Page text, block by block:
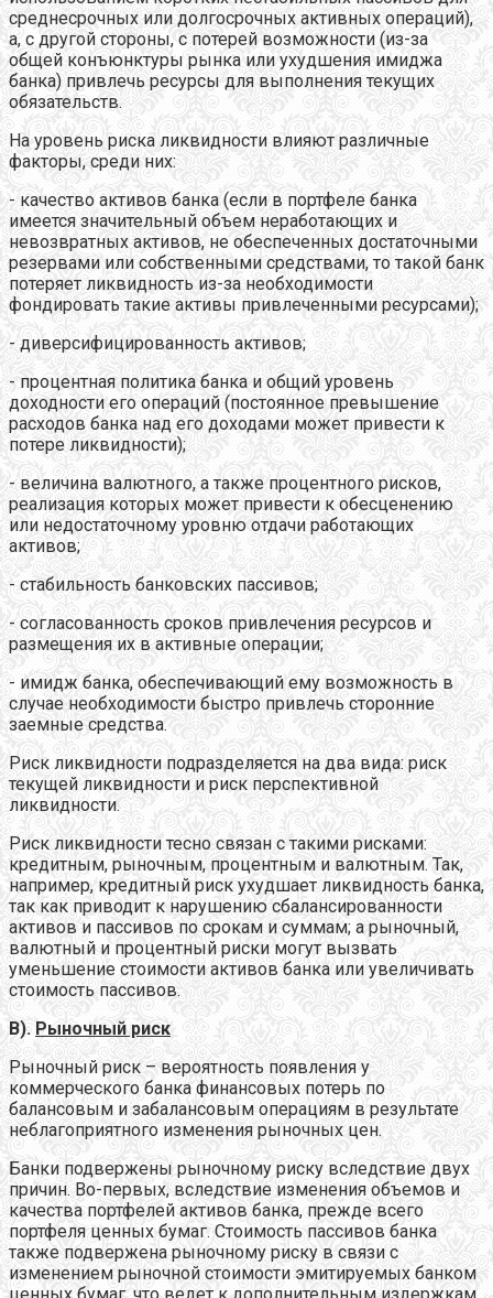
среднесрочных или долгосрочных активных операций),
а, с другой стороны, с потерей возможности (из-за
общей конъюнктуры рынка или ухудшения имиджа
банка) привлечь ресурсы для выполнения текущих
обязательств.
На уровень риска ликвидности влияют различные
факторы, среди них:
- качество активов банка (если в портфеле банка
имеется значительный объем неработающих и
невозвратных активов, не обеспеченных достаточными
резервами или собственными средствами, то такой банк
потеряет ликвидность из-за необходимости
фондировать такие активы привлеченными ресурсами);
- диверсифицированность активов;
- процентная политика банка и общий уровень
доходности его операций (постоянное превышение
расходов банка над его доходами может привести к
потере ликвидности);
- величина валютного, а также процентного рисков,
реализация которых может привести к обесценению
или недостаточному уровню отдачи работающих
активов;
- стабильность банковских пассивов;
- согласованность сроков привлечения ресурсов и
размещения их в активные операции;
- имидж банка, обеспечивающий ему возможность в
случае необходимости быстро привлечь сторонние
заемные средства.
Риск ликвидности подразделяется на два вида: риск
текущей ликвидности и риск перспективной
ликвидности.
Риск ликвидности тесно связан с такими рисками:
кредитным, рыночным, процентным и валютным. Так,
например, кредитный риск ухудшает ликвидность банка,
так как приводит к нарушению сбалансированности
активов и пассивов по срокам и суммам; а рыночный,
валютный и процентный риски могут вызвать
уменьшение стоимости активов банка или увеличивать
стоимость пассивов.
В). Рыночный риск
Рыночный риск – вероятность появления у
коммерческого банка финансовых потерь по
балансовым и забалансовым операциям в результате
неблагоприятного изменения рыночных цен.
Банки подвержены рыночному риску вследствие двух
причин. Во-первых, вследствие изменения объемов и
качества портфелей активов банка, прежде всего
портфеля ценных бумаг. Стоимость пассивов банка
также подвержена рыночному риску в связи с
изменением рыночной стоимости эмитируемых банком